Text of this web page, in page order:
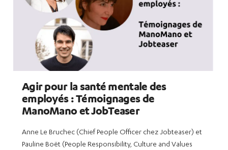
Agir pour la santé mentale des
employés : Témoignages de
ManoMano et JobTeaser
Anne Le Bruchec (Chief People Officer chez Jobteaser) et
Pauline Boët (People Responsibility, Culture and Values